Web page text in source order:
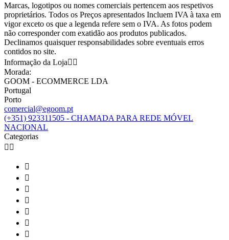
Marcas, logotipos ou nomes comerciais pertencem aos respetivos
proprietários. Todos os Preços apresentados Incluem IVA à taxa em
vigor exceto os que a legenda refere sem o IVA. As fotos podem
não corresponder com exatidão aos produtos publicados.
Declinamos quaisquer responsabilidades sobre eventuais erros
contidos no site.
Informação da Loja 
Morada:
GOOM - ECOMMERCE LDA
Portugal
Porto
comercial@egoom.pt
(+351) 923311505 - CHAMADA PARA REDE MÓVEL
NACIONAL
Categorias
 






